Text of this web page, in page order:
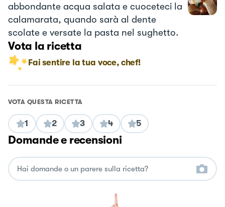
abbondante acqua salata e cuoceteci la
calamarata, quando sarà al dente
scolate e versate la pasta nel sughetto.
Vota la ricetta
Fai sentire la tua voce, chef!
VOTA QUESTA RICETTA
1 2 3 4 5
Domande e recensioni